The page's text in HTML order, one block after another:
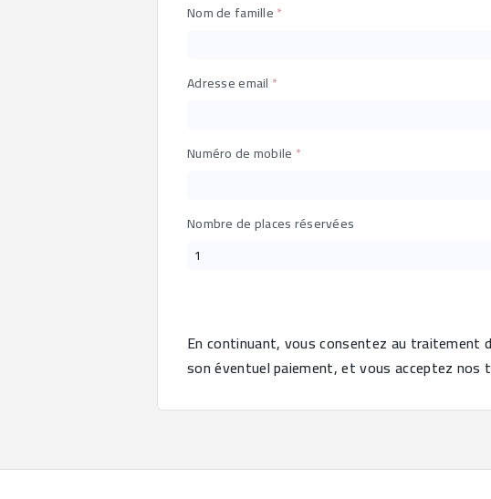
Nom de famille
Adresse email
Numéro de mobile
Nombre de places réservées
En continuant, vous consentez au traitement
son éventuel paiement, et vous acceptez nos